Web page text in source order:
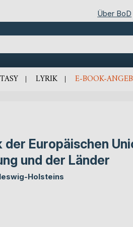
Über BoD
LYRIK E-BOOK-
Europäischen
und der Länder
Holsteins